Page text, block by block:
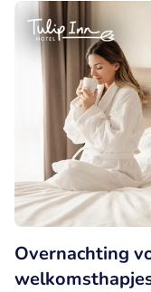
Overnachting